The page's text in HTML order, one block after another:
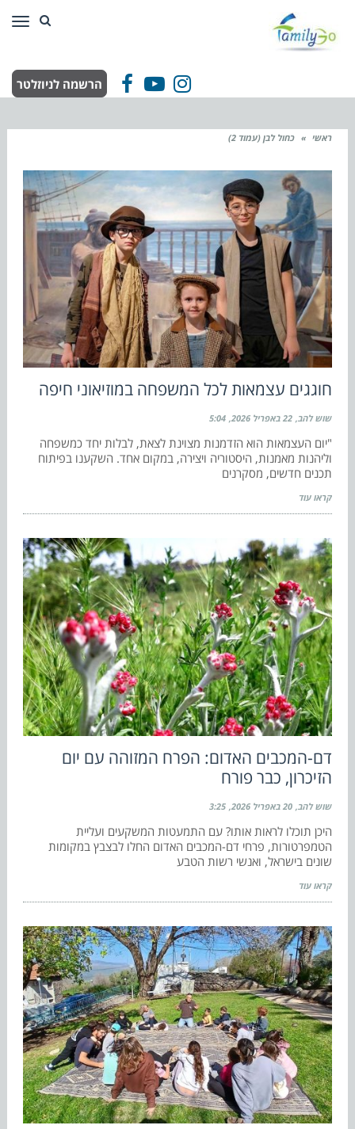
Facebook
YouTube
Instagram הרשמה לניוזלטר
ראשי » כחול לבן (עמוד 2)
חוגגים עצמאות לכל המשפחה במוזיאוני חיפה
שוש להב 22 באפריל 2026 5:04
"יום העצמאות הוא הזדמנות מצוינת לצאת, לבלות יחד כמשפחה
וליהנות מאמנות, היסטוריה ויצירה, במקום אחד. השקענו בפיתוח
תכנים חדשים, מסקרנים
קראו עוד
דם-המכבים האדום: הפרח המזוהה עם יום
הזיכרון, כבר פורח
שוש להב 20 באפריל 2026 3:25
היכן תוכלו לראות אותו? עם התמעטות המשקעים ועליית
הטמפרטורות, פרחי דם-המכבים האדום החלו לבצבץ במקומות
שונים בישראל, ואנשי רשות הטבע
קראו עוד